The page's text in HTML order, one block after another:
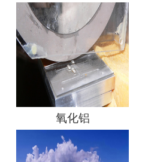
氧化铝